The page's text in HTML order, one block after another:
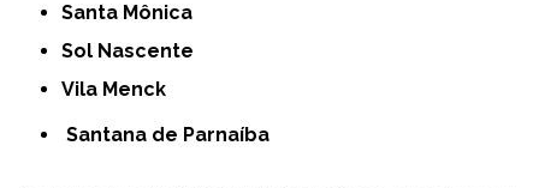
Santa Mônica
Sol Nascente
Vila Menck
Santana de Parnaíba